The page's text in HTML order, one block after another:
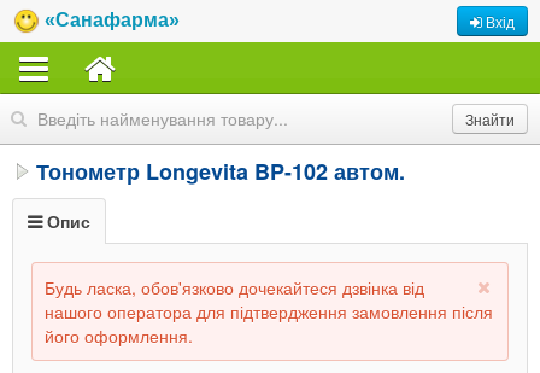
«Санафарма» Вхід
Тонометр Longevita BP-102 автом.
Опис
Будь ласка, обов'язково дочекайтеся дзвінка від
нашого оператора для підтвердження замовлення після
його оформлення.